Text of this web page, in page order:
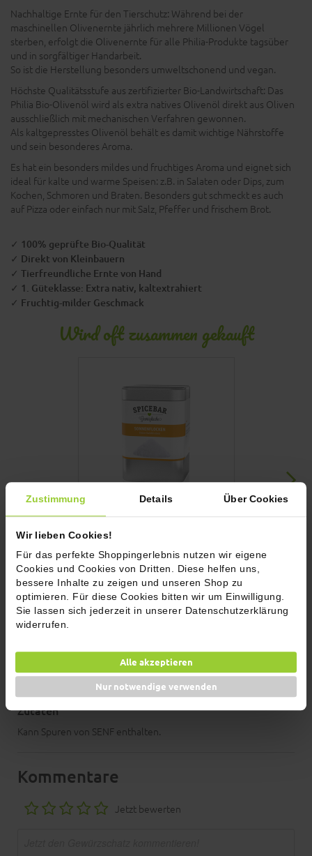
Zustimmung Details Über Cookies
Wir lieben Cookies!
Für das perfekte Shoppingerlebnis nutzen wir eigene
Cookies und Cookies von Dritten. Diese helfen uns,
bessere Inhalte zu zeigen und unseren Shop zu
optimieren. Für diese Cookies bitten wir um Einwilligung.
Sie lassen sich jederzeit in unserer Datenschutzerklärung
widerrufen.
Alle akzeptieren
Nur notwendige verwenden
Nachhaltige Ernte für den Tierschutz: Während bei der
maschinellen Olivenernte jährlich mehrere Millionen Vögel
sterben, erfolgt die Olivenernte für alle Philia-Produkte tagsüber
und in sorgfältiger Handarbeit.
So ist die Herstellung besonders umweltschonend und vegan.
Höchste Qualitätsstufe aus zertifizierter Bio-Landwirtschaft: Das
Philia Bio-Olivenöl wird als extra natives Olivenöl direkt aus Oliven
ausschließlich mit mechanischen Verfahren gewonnen.
Als kaltgepresstes Olivenöl behält es damit wichtige Nährstoffe
und sein besonderes Aroma.
Es hat ein besonders mildes und fruchtiges Aroma und eignet sich
ideal für kalte und warme Speisen: z.B. in Salaten oder Dips, zum
Kochen, Schmoren und Braten. Besonders gut schmeckt es auch
auf Pizza oder einfach nur mit Salz, Pfeffer und frischem Brot.
✓ 100% geprüfte Bio-Qualität
✓ Direkt von Kleinbauern
✓ Tierfreundliche Ernte von Hand
✓ 1. Güteklasse: Extra nativ, kaltextrahiert
✓ Fruchtig-milder Geschmack
Wird oft zusammen gekauft
Sonnenflocken
5,90 €
Inkl. 7% MwSt.
(65,56 € / 1kg)
Füllmenge: 90g
9,90 €
Inkl. 7% MwSt.
Füllmenge:
In den
Zutaten, Allergenhinweise und
Nährwerte
Zutaten
Kann Spuren von SENF enthalten.
Kommentare
Jetzt bewerten